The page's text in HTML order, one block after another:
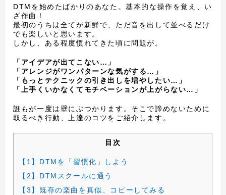
DTMを始めたばかりのあなた。基本的な操作を覚え、い
ざ作曲！
最初のうちは全てが新鮮で、ただ音を出して並べるだけ
でも楽しいと思います。
しかし、ある程度慣れてきた頃に問題が。
「アイデアが出てこない…」
「アレンジがワンパターンな気がする…」
「もっとテクニックの引き出しを増やしたい…」
「上手くいかなくてモチベーションが上がらない…」
誰もが一度は壁にぶつかります。そこで諦めないために
取るべき行動、上達のコツをご紹介します。
目次
【1】DTMを「習慣化」しよう
【2】DTMスクールに通う
【3】既存の楽曲を真似、コピーしてみる